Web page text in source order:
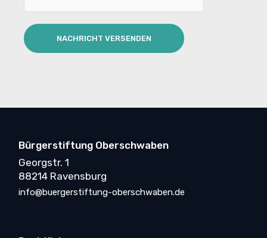
NACHRICHT VERSENDEN
Bürgerstiftung Oberschwaben
Georgstr. 1
88214 Ravensburg
info@buergerstiftung-oberschwaben.de